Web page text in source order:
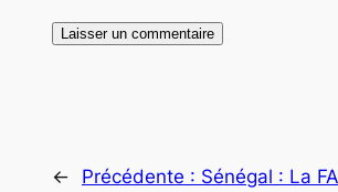
← Précédente : Sénégal : La